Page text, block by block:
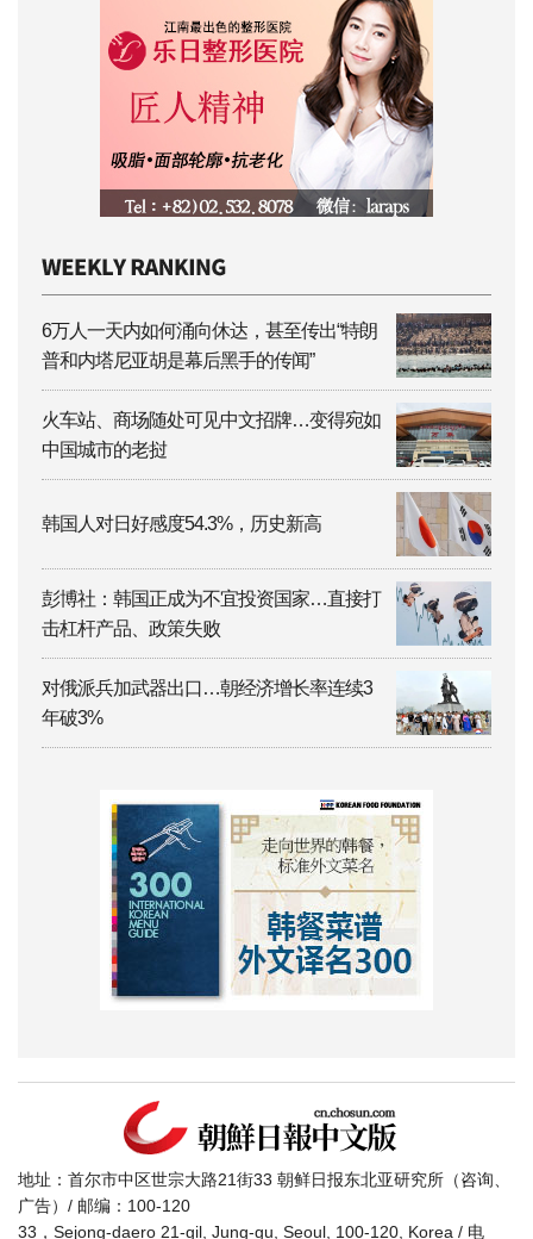
6万人一天内如何涌向休达，甚至传出“特朗
普和内塔尼亚胡是幕后黑手的传闻”
火车站、商场随处可见中文招牌…变得宛如
中国城市的老挝
韩国人对日好感度54.3%，历史新高
彭博社：韩国正成为不宜投资国家…直接打
击杠杆产品、政策失败
对俄派兵加武器出口…朝经济增长率连续3
年破3%
地址：首尔市中区世宗大路21街33 朝鲜日报东北亚研究所（咨询、
广告）/ 邮编：100-120
33，Sejong-daero 21-gil, Jung-gu, Seoul, 100-120, Korea / 电